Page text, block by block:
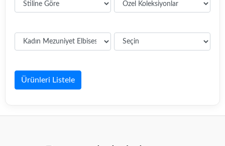
Ürünleri Listele